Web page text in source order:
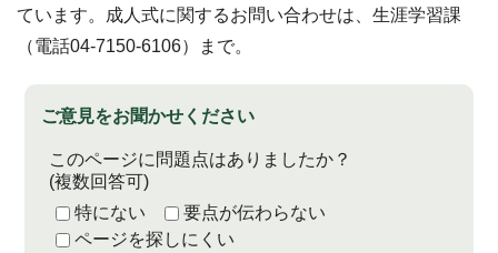
ています。成人式に関するお問い合わせは、生涯学習課
（電話04-7150-6106）まで。
ご意見をお聞かせください
このページに問題点はありましたか？
(複数回答可)
特にない
要点が伝わらない
ページを探しにくい